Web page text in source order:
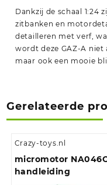
Dankzij de schaal 1:24
zitbanken en
detailleren met verf,
wordt deze GAZ-A
maar ook een mooie
Gerelateerde
Crazy-toys.nl
micromotor
handleiding